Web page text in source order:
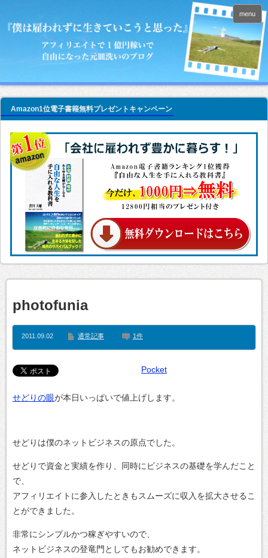
menu
Amazon1位電子書籍無料プレゼントキャンペーン
photofunia
2011.09.02 通常記事 1件
Pocket
せどりの眼が本日いっぱいで値上げします。
せどりは僕のネットビジネスの原点でした。
せどりで資金と実績を作り、同時にビジネスの基礎を学んだこと
で、
アフィリエイトに参入したときもスムーズに収入を拡大させるこ
とができました。
非常にシンプルかつ稼ぎやすいので、
ネットビジネスの登竜門としてもお勧めできます。